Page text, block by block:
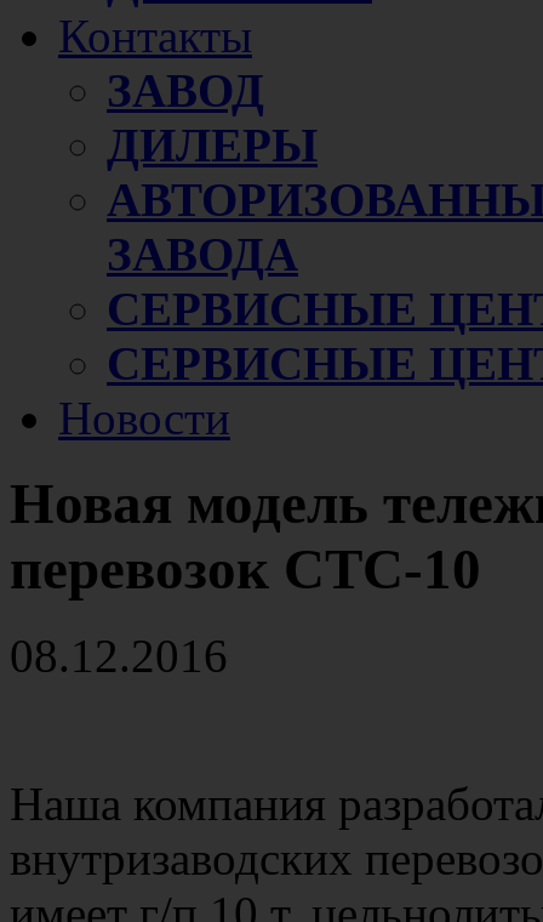
Контакты
ЗАВОД
ДИЛЕРЫ
ЗАВОДА
СЕРВИСНЫЕ
СЕРВИСНЫЕ
Новости
Новая модель
перевозок СТС-10
08.12.2016
Наша компания
внутризаводских